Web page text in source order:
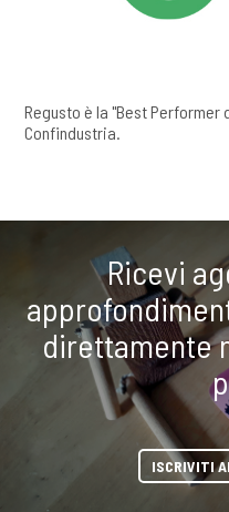
Regusto è la "Best Performer
Confindustria.
Ricevi
direttamente
ISCRIVITI